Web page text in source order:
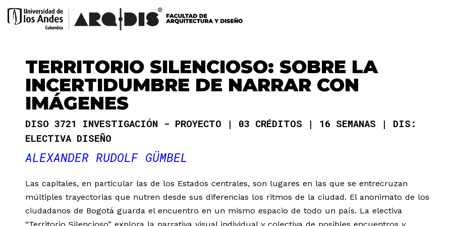
TERRITORIO SILENCIOSO: SOBRE LA
INCERTIDUMBRE DE NARRAR CON
IMÁGENES
DISO 3721 INVESTIGACIÓN - PROYECTO 03 CRÉDITOS 16 SEMANAS
DIS:
ELECTIVA DISEÑO
ALEXANDER RUDOLF GÜMBEL
Las capitales, en particular las de los Estados centrales, son lugares en las que se entrecruzan
múltiples trayectorias que nutren desde sus diferencias los ritmos de la ciudad. El anonimato de los
ciudadanos de Bogotá guarda el encuentro en un mismo espacio de todo un país. La electiva